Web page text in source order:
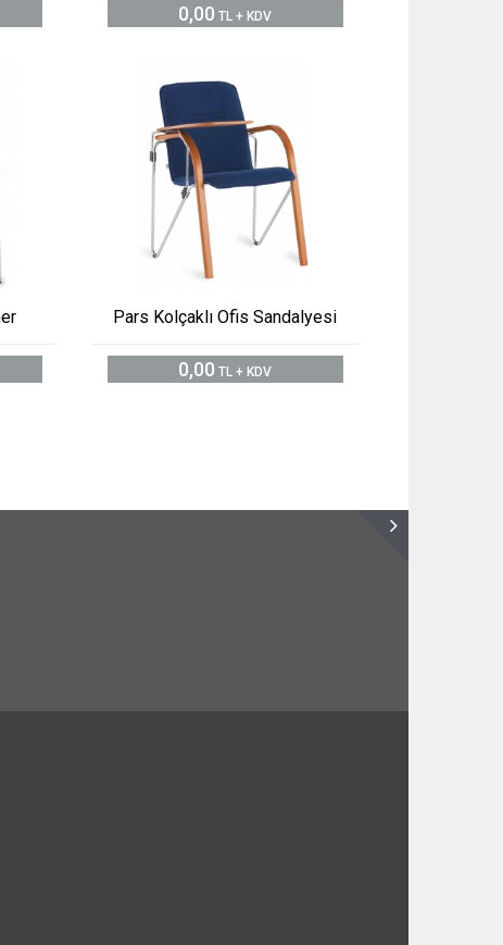
0,00 TL + KDV
Pars Kolçaklı Ofis Sandalyesi
0,00 TL + KDV